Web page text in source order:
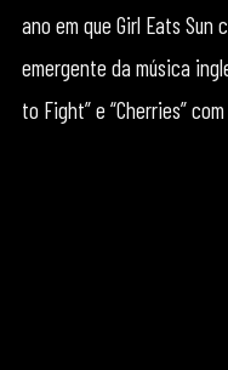
ano em que Girl Eats
emergente da música
to Fight” e “Cherries”